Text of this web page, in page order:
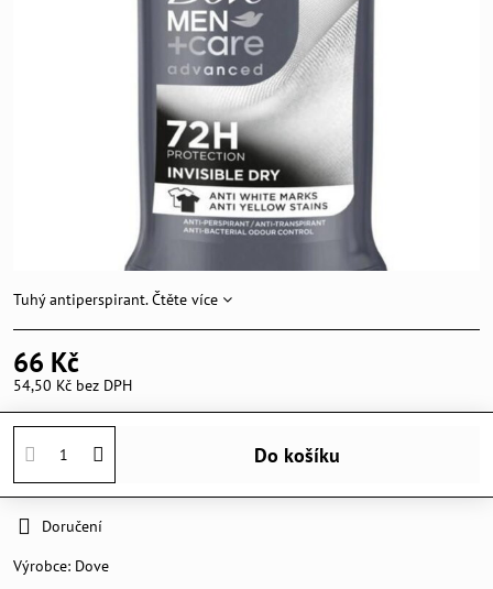
Tuhý antiperspirant.Čtěte více
66 Kč
54,50 Kč bez DPH
Do košíku
Doručení
Výrobce: Dove